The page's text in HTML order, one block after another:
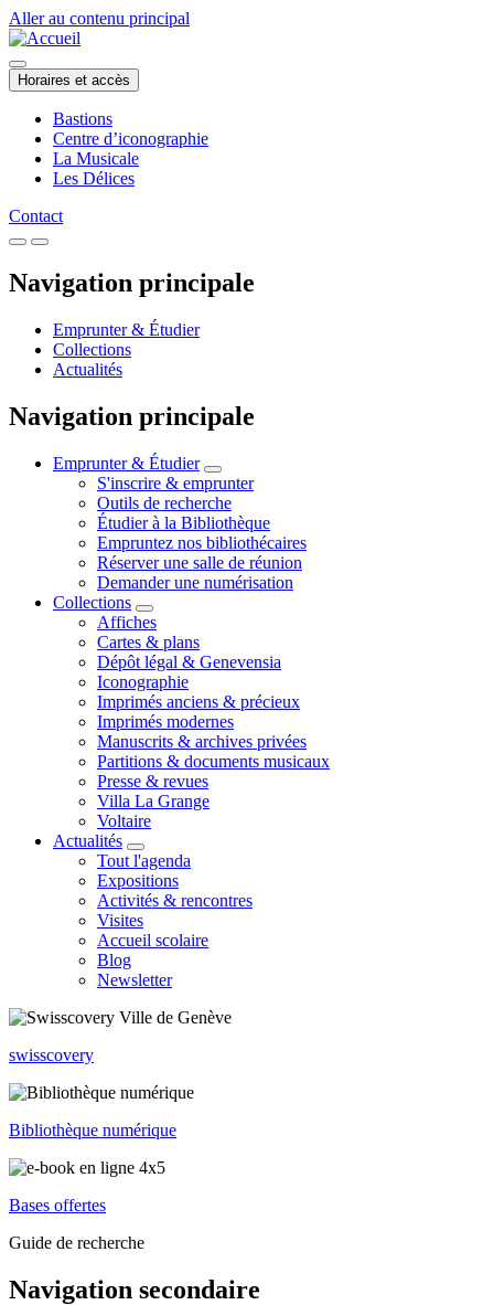
Aller au contenu principal
Horaires et accès
Bastions
Centre d’iconographie
La Musicale
Les Délices
Contact
Navigation principale
Emprunter & Étudier
Collections
Actualités
Navigation principale
Emprunter & Étudier
S'inscrire & emprunter
Outils de recherche
Étudier à la Bibliothèque
Empruntez nos bibliothécaires
Réserver une salle de réunion
Demander une numérisation
Collections
Affiches
Cartes & plans
Dépôt légal & Genevensia
Iconographie
Imprimés anciens & précieux
Imprimés modernes
Manuscrits & archives privées
Partitions & documents musicaux
Presse & revues
Villa La Grange
Voltaire
Actualités
Tout l'agenda
Expositions
Activités & rencontres
Visites
Accueil scolaire
Blog
Newsletter
swisscovery
Bibliothèque numérique
Bases offertes
Guide de recherche
Navigation secondaire